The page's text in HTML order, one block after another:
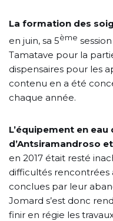
La formation des
en juin, sa 5ème
Tamatave pour la
dispensaires pour les
contenu en a été
chaque année.
L’équipement en
d’Antsiramandroso
en 2017 était resté
difficultés rencontrées
conclues par leur
Jomard s’est donc
finir en régie les